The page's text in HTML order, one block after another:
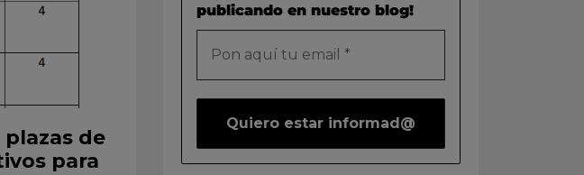
plazas de
para
publicando en nuestro blog!